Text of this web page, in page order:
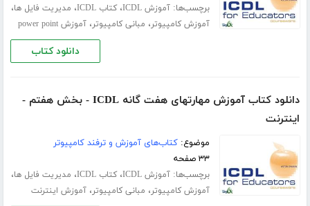
برچسب‌ها:آموزش ICDL ،کتاب ICDL ، مدیریت فایل ها،
آموزش کامپیوتر، مبانی کامپیوتر،آموزش power point
دانلود کتاب
دانلود کتاب آموزش مهارتهای هفت گانه ICDL - بخش هفتم -
اینترنت
موضوع:کتاب‌های آموزش و ترفند کامپیوتر
۳۳ صفحه
برچسب‌ها:آموزش ICDL ،کتاب ICDL ، مدیریت فایل ها،
آموزش کامپیوتر، مبانی کامپیوتر،آموزش اینترنت